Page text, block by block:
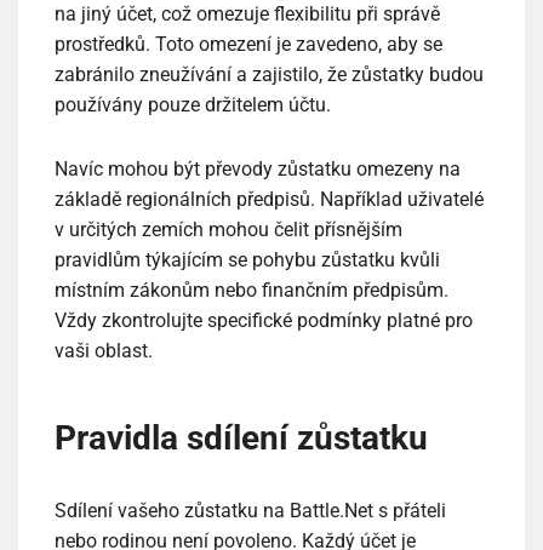
na jiný účet, což omezuje flexibilitu při správě
prostředků. Toto omezení je zavedeno, aby se
zabránilo zneužívání a zajistilo, že zůstatky budou
používány pouze držitelem účtu.
Navíc mohou být převody zůstatku omezeny na
základě regionálních předpisů. Například uživatelé
v určitých zemích mohou čelit přísnějším
pravidlům týkajícím se pohybu zůstatku kvůli
místním zákonům nebo finančním předpisům.
Vždy zkontrolujte specifické podmínky platné pro
vaši oblast.
Pravidla sdílení zůstatku
Sdílení vašeho zůstatku na Battle.Net s přáteli
nebo rodinou není povoleno. Každý účet je